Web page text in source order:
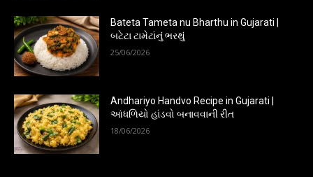
Bateta Tameta nu Bharthu in Gujarati |
બટેટા ટામેટાંનું ભરથું
25/06/2026
Andhariyo Handvo Recipe in Gujarati |
આંધળિયો હાંડવો બનાવવાની રીત
18/06/2026